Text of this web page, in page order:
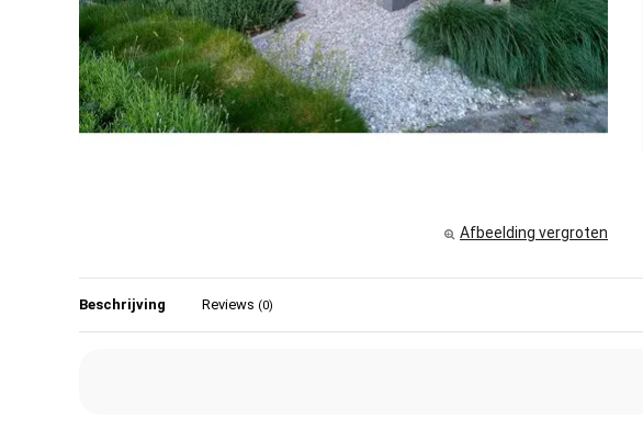
Afbeelding vergroten
Beschrijving Reviews (0)